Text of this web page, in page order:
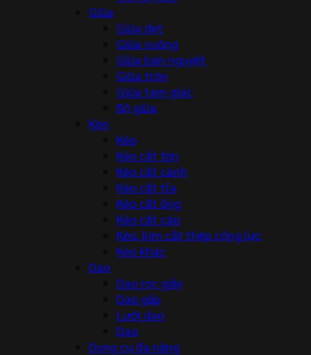
Giũa
Giũa dẹt
Giũa vuông
Giũa bán nguyệt
Giũa tròn
Giũa tam giác
Bộ giũa
Kéo
Kéo
Kéo cắt tôn
Kéo cắt cành
Kéo cắt tỉa
Kéo cắt ống
Kéo cắt cáp
Kéo, kìm cắt thép cộng lực
Kéo khác
Dao
Dao rọc giấy
Dao gấp
Lưỡi dao
Dao
Dụng cụ đa năng